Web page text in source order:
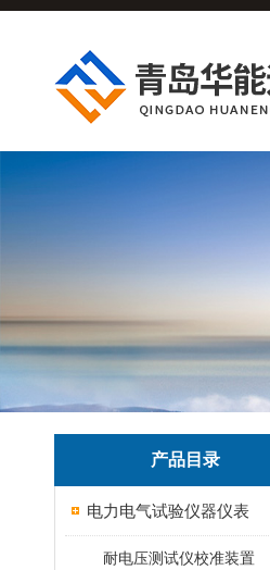
产品目录
电力电气试验仪器仪表
耐电压测试仪校准装置